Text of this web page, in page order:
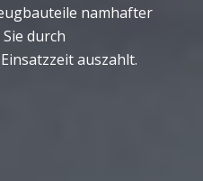
namhafter
durch
auszahlt.